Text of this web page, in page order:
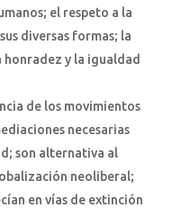
el respeto a la
diversas formas; la
y la igualdad
de los movimientos
necesarias
son alternativa al
neoliberal;
en vías de extinción